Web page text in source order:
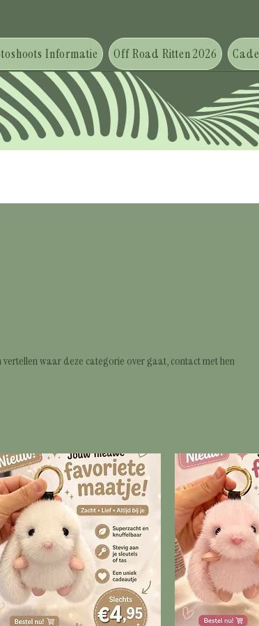
Informatie Off Road Ritten 2026
waar deze categorie over gaat, contact met hen